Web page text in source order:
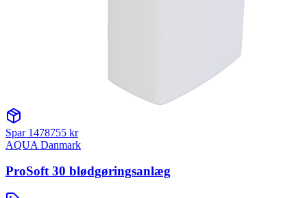
Spar 1478755 kr
AQUA Danmark
ProSoft 30 blødgøringsanlæg